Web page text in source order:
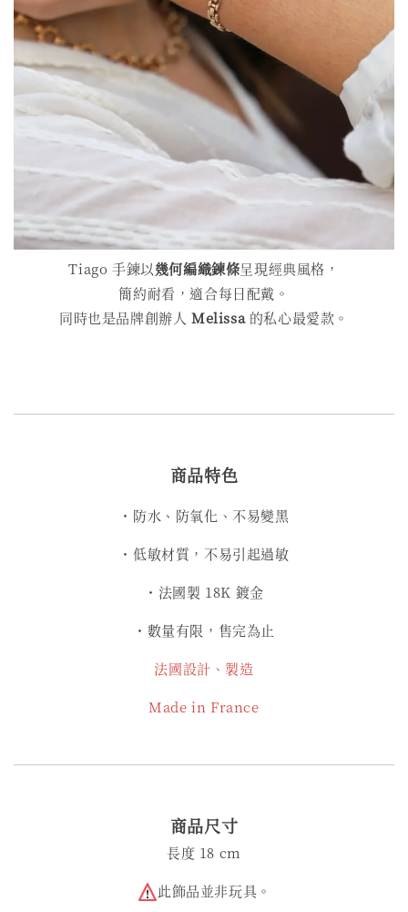
Tiago 手鍊以幾何編織鍊條呈現經典風格，
簡約耐看，適合每日配戴。
同時也是品牌創辦人 Melissa的私心最愛款。
商品特色
・防水、防氧化、不易變黑
・低敏材質，不易引起過敏
・法國製 18K 鍍金
・數量有限，售完為止
法國設計、製造
Made in France
商品尺寸
長度 18 cm
此飾品並非玩具。